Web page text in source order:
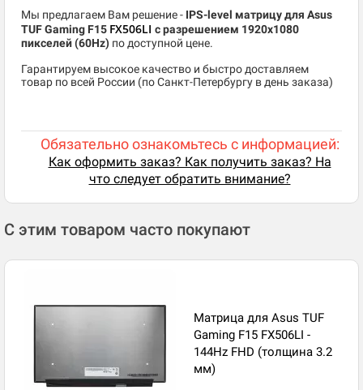
Мы предлагаем Вам решение - IPS-level матрицу для Asus
TUF Gaming F15 FX506LI c разрешением 1920x1080
пикселей (60Hz) по доступной цене.
Гарантируем высокое качество и быстро доставляем
товар по всей России (по Санкт-Петербургу в день заказа)
Обязательно ознакомьтесь с информацией:
Как оформить заказ? Как получить заказ? На
что следует обратить внимание?
С этим товаром часто покупают
Матрица для Asus TUF
Gaming F15 FX506LI -
144Hz FHD (толщина 3.2
мм)